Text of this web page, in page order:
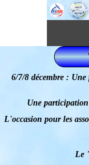
6/7/8 décembre : Une
Une
L'occasion pour les
Le